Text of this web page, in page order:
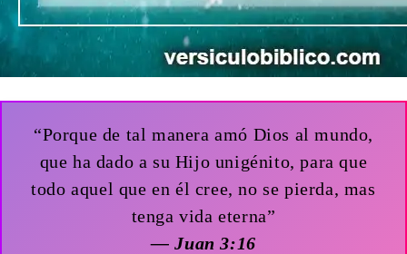
“Porque de tal manera amó Dios al mundo,
que ha dado a su Hijo unigénito, para que
todo aquel que en él cree, no se pierda, mas
tenga vida eterna”
— Juan 3:16